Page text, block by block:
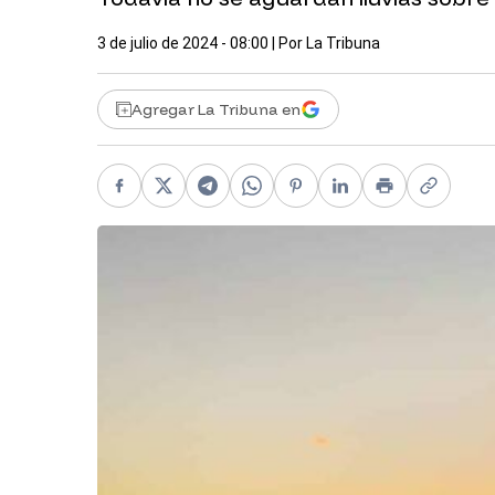
3 de julio de 2024 - 08:00 | Por La Tribuna
Agregar La Tribuna en
Facebook
X TelegramWhatsApp
PinterestLinkedIn
PrintCopy